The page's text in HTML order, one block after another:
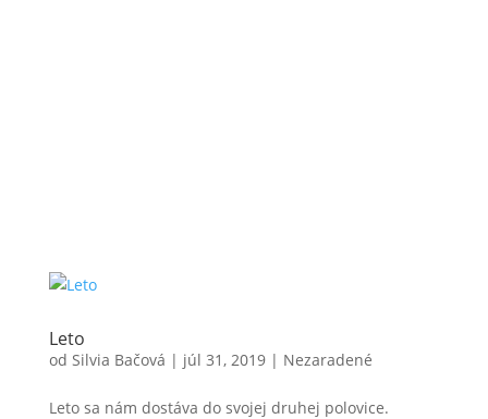
Leto
od Silvia Bačová | júl 31, 2019| Nezaradené
Leto sa nám dostáva do svojej druhej polovice.